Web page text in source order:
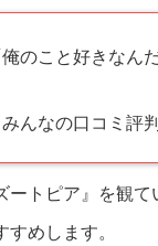
のこと好きなん
みんなの口コミ
ートピア』を観
めします。